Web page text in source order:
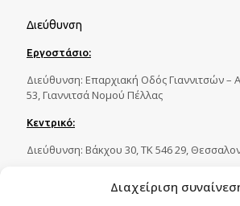
Διαχείριση
Διεύθυνση
Εργοστάσιο:
Διεύθυνση: Eπαρχιακή Οδός Γιαννιτσών –
53, Γιαννιτσά Νομού Πέλλας
Κεντρικό:
Διεύθυνση: Βάκχου 30, ΤΚ 546 29,